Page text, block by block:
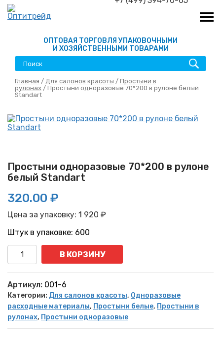
ОПТОВАЯ ТОРГОВЛЯ УПАКОВОЧНЫМИ
И ХОЗЯЙСТВЕННЫМИ ТОВАРАМИ
Главная / Для салонов красоты / Простыни в
рулонах / Простыни одноразовые 70*200 в рулоне белый
Standart
Простыни одноразовые 70*200 в рулоне
белый Standart
320.00 ₽
Цена за упаковку: 1 920 ₽
Штук в упаковке: 600
Количество
В КОРЗИНУ
Артикул: 001-6
Категории: Для салонов красоты, Одноразовые
расходные материалы, Простыни белые, Простыни в
рулонах, Простыни одноразовые